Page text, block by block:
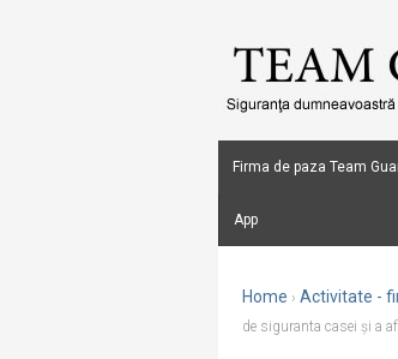
Firma de paza Team
App
Home › Activitate -
de siguranta casei și a